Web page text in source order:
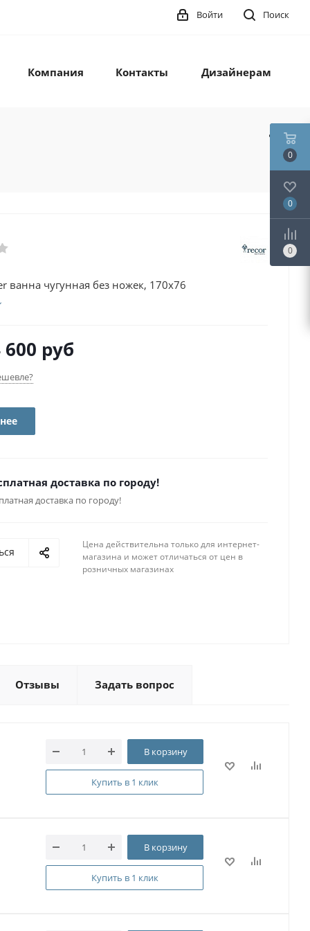
Поиск
Войти
Компания Контакты Дизайнерам
ванна чугунная без ножек, 170х76
600 руб
доставка по городу!
доставка по городу!
Цена действительна только для интернет-
магазина и может отличаться от цен в
розничных магазинах
Отзывы Задать вопрос
В корзину
Купить в 1 клик
В корзину
Купить в 1 клик
0
0
0